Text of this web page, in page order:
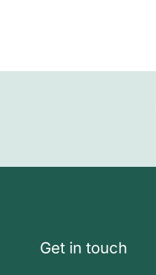
Get in touch